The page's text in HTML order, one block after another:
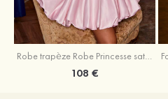
Robe trapèze Robe Princesse satin sans manches courte/mini robe de fête de la rentrée
108 €